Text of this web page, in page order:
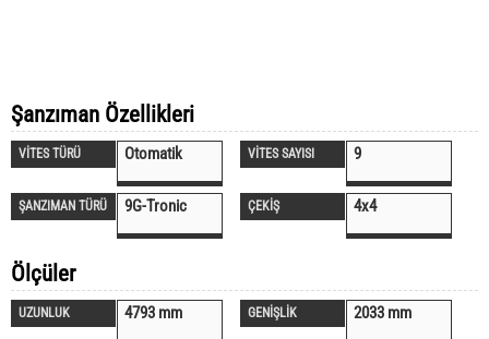
Şanzıman Özellikleri
VİTES TÜRÜ Otomatik VİTES SAYISI 9
ŞANZIMAN TÜRÜ 9G-Tronic ÇEKİŞ 4x4
Ölçüler
UZUNLUK 4793 mm GENİŞLİK 2033 mm